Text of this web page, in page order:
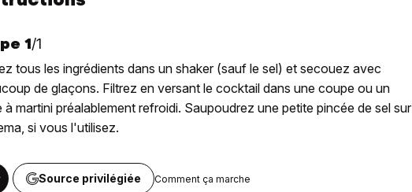
1/1
tous les ingrédients dans un shaker (sauf le sel) et secouez avec
de glaçons. Filtrez en versant le cocktail dans une coupe ou un
à martini préalablement refroidi. Saupoudrez une petite pincée de sel sur
si vous l'utilisez.
Source privilégiée Comment ça marche